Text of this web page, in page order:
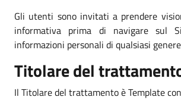
Gli utenti sono invitati a prendere
informativa prima di navigare sul
informazioni personali di qualsiasi
Titolare del
Il Titolare del trattamento è Template